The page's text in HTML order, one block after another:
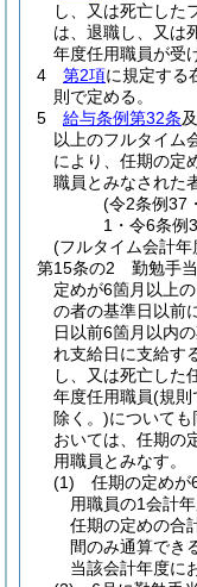
し、又は死亡した
は、退職し、又は
年度任用職員が受
4
第2項に規定する
則で定める。
5
給与条例第32条
以上のフルタイム
により、任期の定
職員とみなされた
(令2条例37
1・令6条例
(フルタイム会計
第15条の2
勤勉手
定めが6箇月以上
の者の基準日以前
日以前6箇月以内
れ支給日に支給す
し、又は死亡した
年度任用職員(規則
除く。)についても
おいては、任期の
用職員とみなす。
(1)
任期の定めが
用職員の1会計
任期の定めの合
間のみ通算でき
当該会計年度に